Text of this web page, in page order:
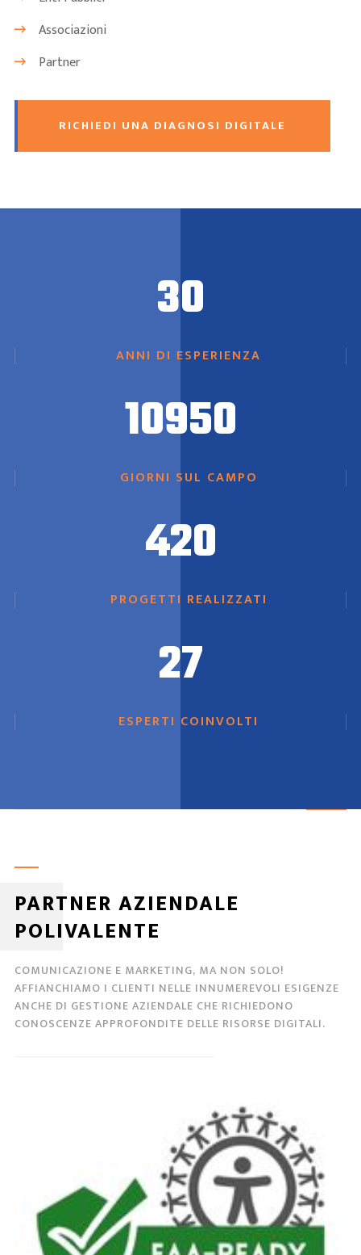
Associazioni
Partner
RICHIEDI UNA DIAGNOSI DIGITALE
30
ANNI DI ESPERIENZA
10950
GIORNI SUL CAMPO
420
PROGETTI REALIZZATI
27
ESPERTI COINVOLTI
PARTNER AZIENDALE
POLIVALENTE
COMUNICAZIONE E MARKETING, MA NON SOLO!
AFFIANCHIAMO I CLIENTI NELLE INNUMEREVOLI ESIGENZE
ANCHE DI GESTIONE AZIENDALE CHE RICHIEDONO
CONOSCENZE APPROFONDITE DELLE RISORSE DIGITALI.
L'
accessibilità digitale
è la capacità di siti
web, applicazioni e servizi online di essere
usati da tutti, incluse persone con disabilità
(visive, uditive, motorie, cognitive) o
esigenze tempo ...